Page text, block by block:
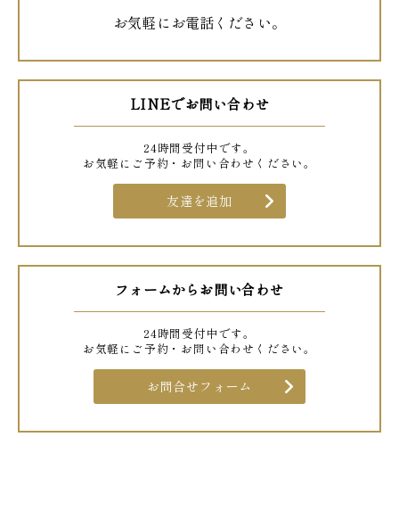
お気軽にお電話ください。
LINEでお問い合わせ
24時間受付中です。
お気軽にご予約・お問い合わせください。
友達を追加
フォームからお問い合わせ
24時間受付中です。
お気軽にご予約・お問い合わせください。
お問合せフォーム